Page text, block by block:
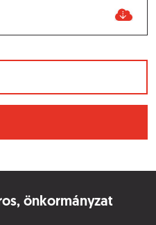
önkormányzat